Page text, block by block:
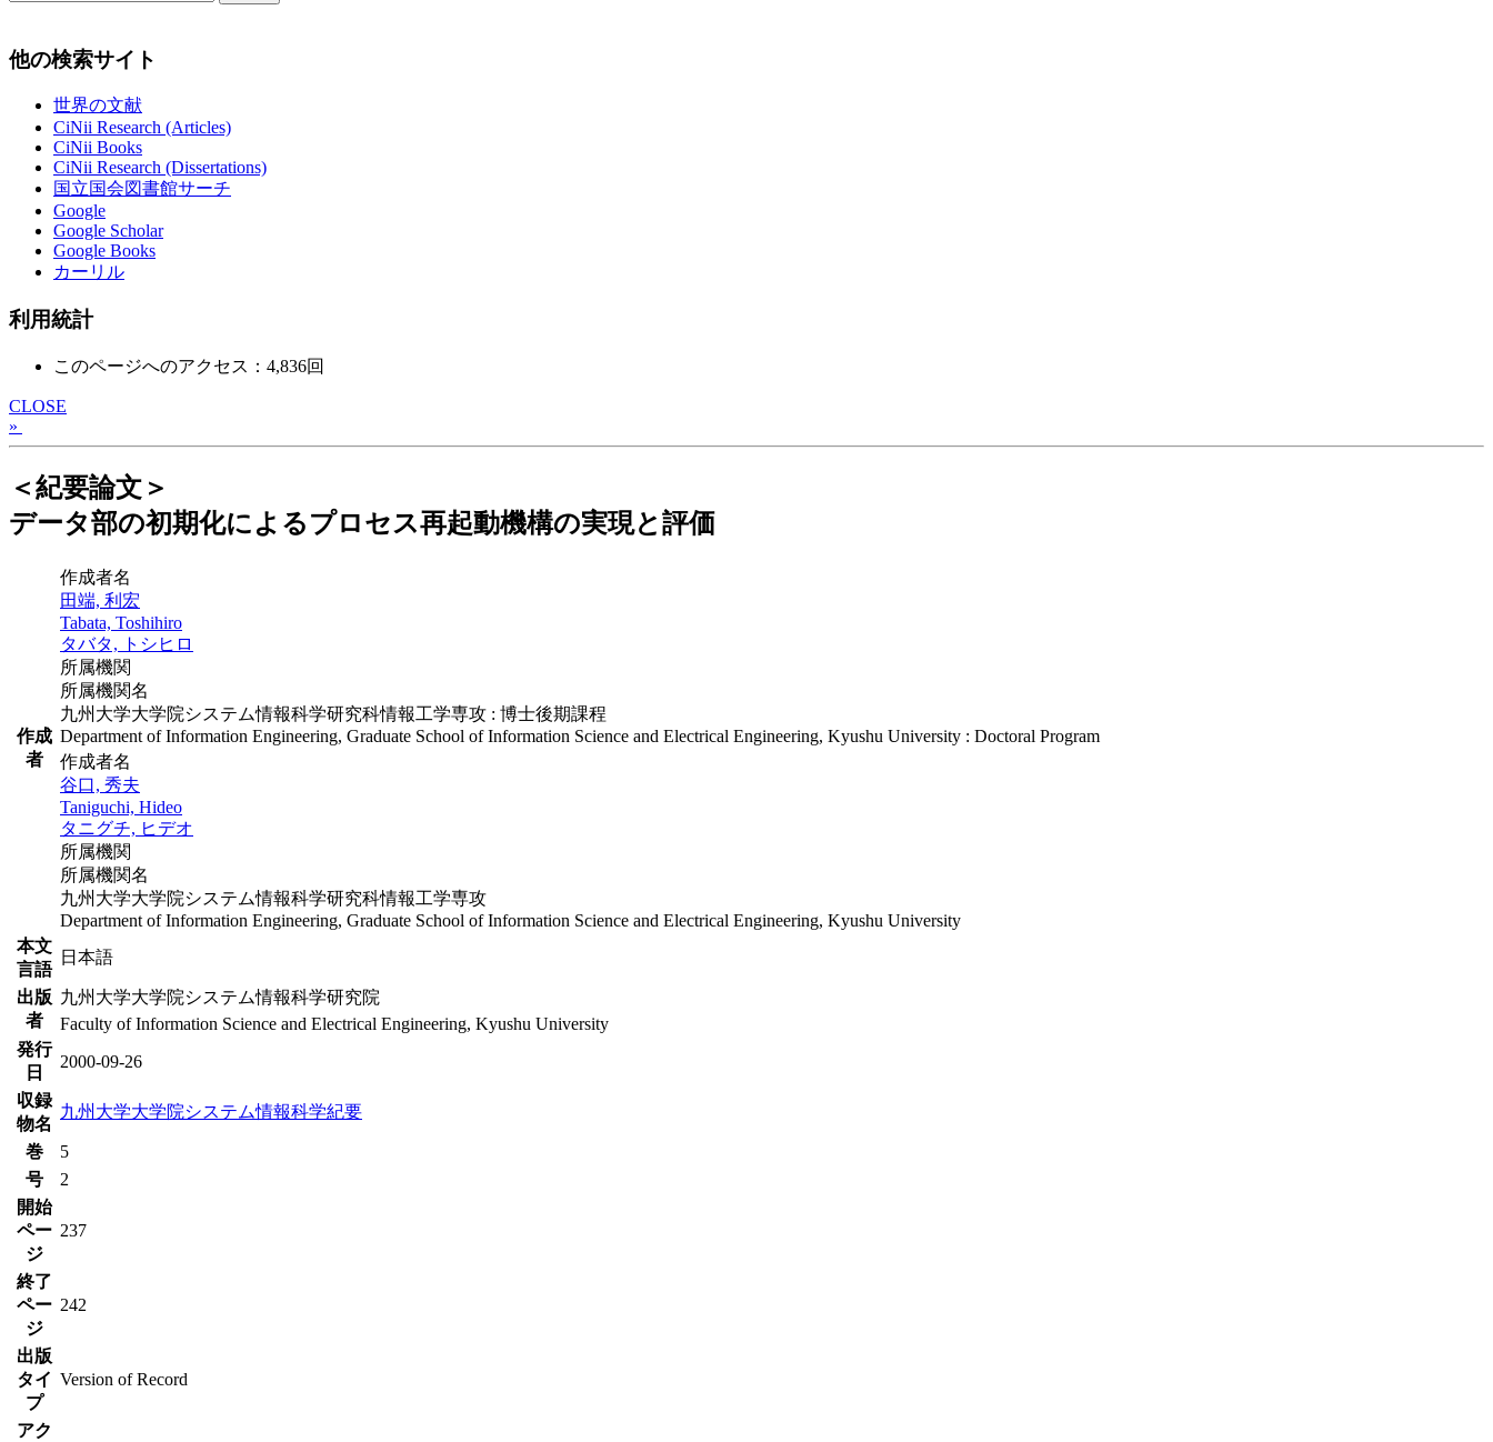
他の検索サイト
世界の文献
CiNii Research (Articles)
CiNii Books
CiNii Research (Dissertations)
国立国会図書館サーチ
Google
Google Scholar
Google Books
カーリル
利用統計
このページへのアクセス：4,836回
CLOSE
»
＜紀要論文＞
データ部の初期化によるプロセス再起動機構の実現と評価
作成
者
作成者名
田端, 利宏
Tabata, Toshihiro
タバタ, トシヒロ
所属機関
所属機関名
九州大学大学院システム情報科学研究科情報工学専攻 : 博士後期課程
Department of Information Engineering, Graduate School of Information Science and Electrical Engineering, Kyushu University : Doctoral Program
作成者名
谷口, 秀夫
Taniguchi, Hideo
タニグチ, ヒデオ
所属機関
所属機関名
九州大学大学院システム情報科学研究科情報工学専攻
Department of Information Engineering, Graduate School of Information Science and Electrical Engineering, Kyushu University
本文
言語
日本語
出版
者
九州大学大学院システム情報科学研究院
Faculty of Information Science and Electrical Engineering, Kyushu University
発行
日
2000-09-26
収録
物名
九州大学大学院システム情報科学紀要
巻
5
号
2
開始
ペー
ジ
237
終了
ペー
ジ
242
出版
タイ
プ
Version of Record
アク